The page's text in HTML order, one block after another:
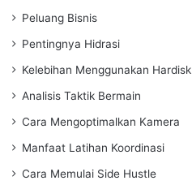
Peluang Bisnis
Pentingnya Hidrasi
Kelebihan Menggunakan Hardisk
Analisis Taktik Bermain
Cara Mengoptimalkan Kamera
Manfaat Latihan Koordinasi
Cara Memulai Side Hustle